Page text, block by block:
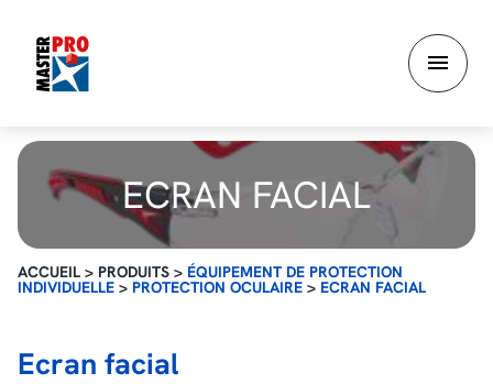
contenu
principal
ECRAN FACIAL
ACCUEIL > PRODUITS > ÉQUIPEMENT DE PROTECTION
INDIVIDUELLE > PROTECTION OCULAIRE > ECRAN FACIAL
Ecran facial